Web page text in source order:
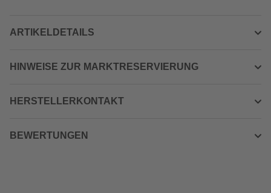
ARTIKELDETAILS
HINWEISE ZUR MARKTRESERVIERUNG
HERSTELLERKONTAKT
BEWERTUNGEN